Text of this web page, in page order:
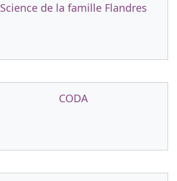
Science de la famille Flandres
CODA